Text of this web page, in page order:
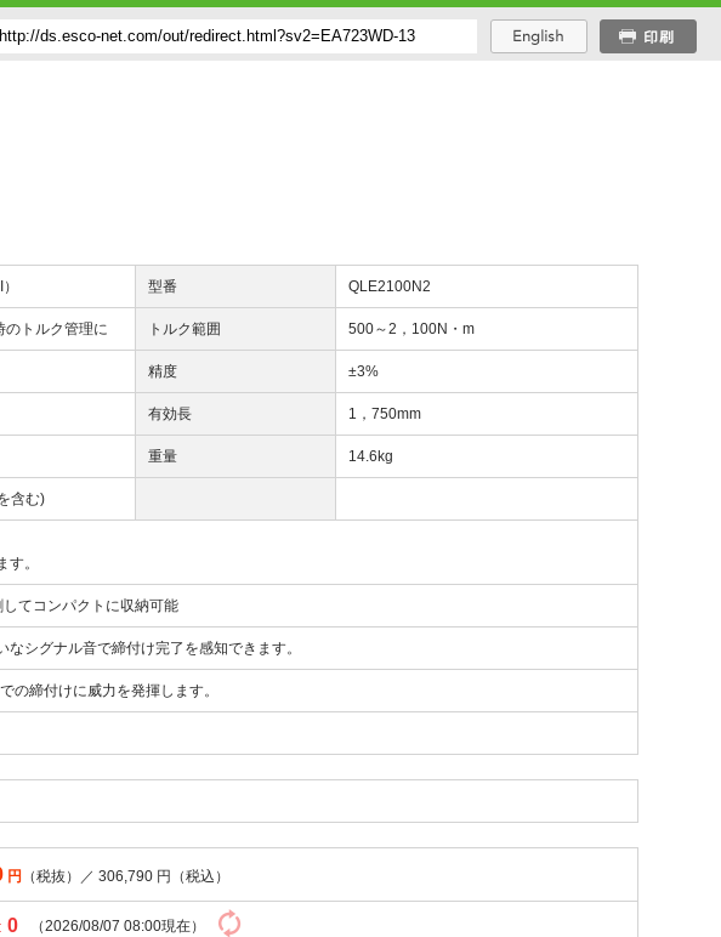
型番 QLE2100N2
のトルク管理に トルク範囲 500～2，100N・m
精度 ±3%
有効長 1，750mm
重量 14.6kg
含む)
。
てコンパクトに収納可能
シグナル音で締付け完了を感知できます。
の締付けに威力を発揮します。
円 （税抜）／306,790 円（税込）
0 （2026/08/07 08:00現在）